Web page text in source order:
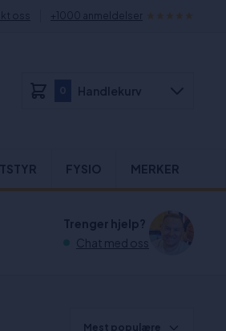
oss +1000 anmeldelser
Handlekurv
FYSIO MERKER
Trenger hjelp?
Chat med oss
Mest populære